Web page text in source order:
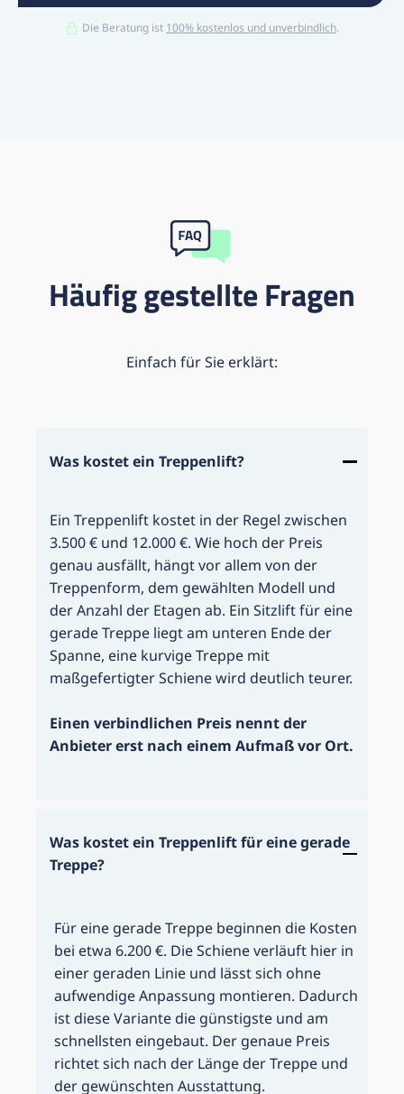
Die Beratung ist 100% kostenlos und unverbindlich.
Häufig gestellte Fragen
Einfach für Sie erklärt:
Was kostet ein Treppenlift?
Ein Treppenlift kostet in der Regel zwischen
3.500 € und 12.000 €. Wie hoch der Preis
genau ausfällt, hängt vor allem von der
Treppenform, dem gewählten Modell und
der Anzahl der Etagen ab. Ein Sitzlift für eine
gerade Treppe liegt am unteren Ende der
Spanne, eine kurvige Treppe mit
maßgefertigter Schiene wird deutlich teurer.
Einen verbindlichen Preis nennt der
Anbieter erst nach einem Aufmaß vor Ort.
Was kostet ein Treppenlift für eine gerade
Treppe?
Für eine gerade Treppe beginnen die Kosten
bei etwa 6.200 €. Die Schiene verläuft hier in
einer geraden Linie und lässt sich ohne
aufwendige Anpassung montieren. Dadurch
ist diese Variante die günstigste und am
schnellsten eingebaut. Der genaue Preis
richtet sich nach der Länge der Treppe und
der gewünschten Ausstattung.